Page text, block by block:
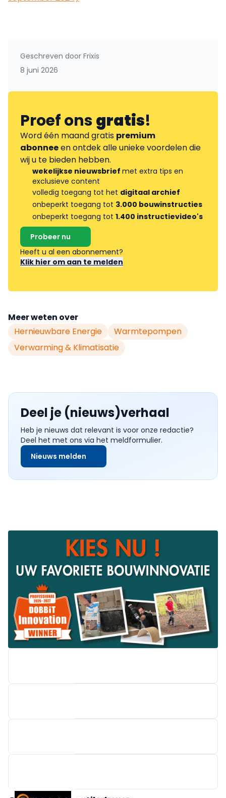
Geschreven door Frixis
8 juni 2026
Proef onsgratis!
Word één maand gratis premium
abonneeen ontdek alle unieke voordelen die
wij u te bieden hebben.
wekelijkse nieuwsbrief met extra tips en
exclusieve content
volledig toegang tot het digitaal archief
onbeperkt toegang tot 3.000 bouwinstructies
onbeperkt toegang tot 1.400 instructievideo's
Probeer nu
Heeft u al een abonnement?
Klik hier om aan te melden
Meer weten over
Hernieuwbare Energie
Warmtepompen
Verwarming & Klimatisatie
Deel je (nieuws)verhaal
Heb je nieuws dat relevant is voor onze redactie?
Deel het met ons via het meldformulier.
Nieuws melden